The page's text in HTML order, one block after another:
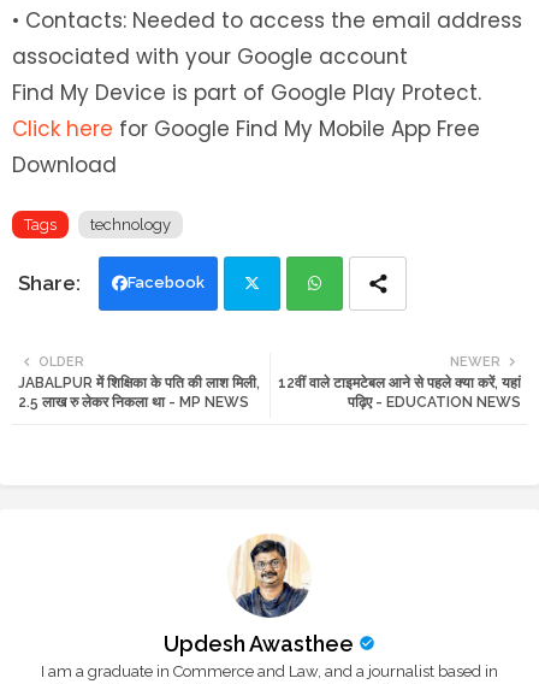
• Contacts: Needed to access the email address
associated with your Google account
Find My Device is part of Google Play Protect.
Click here for Google Find My Mobile App Free
Download
Tags technology
Facebook
tte ats
NEWER
12वीं वाले टाइमटेबल आने से पहले क्या करें, यहां
पढ़िए - EDUCATION NEWS
OLDER
JABALPUR में शिक्षिका के पति की लाश मिली,
2.5 लाख रु लेकर निकला था - MP NEWS
Updesh Awasthee
I am a graduate in Commerce and Law, and a journalist based in